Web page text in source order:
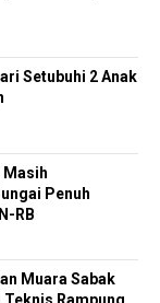
Setubuhi 2 Anak
Masih
Penuh
RB
Muara Sabak